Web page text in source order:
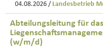
04.08.2026 / Landesbetrieb
Abteilungsleitung für das
(w/m/d)